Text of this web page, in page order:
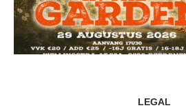
LEGAL